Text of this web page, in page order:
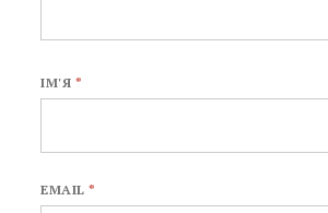
ІМ'Я *
EMAIL*